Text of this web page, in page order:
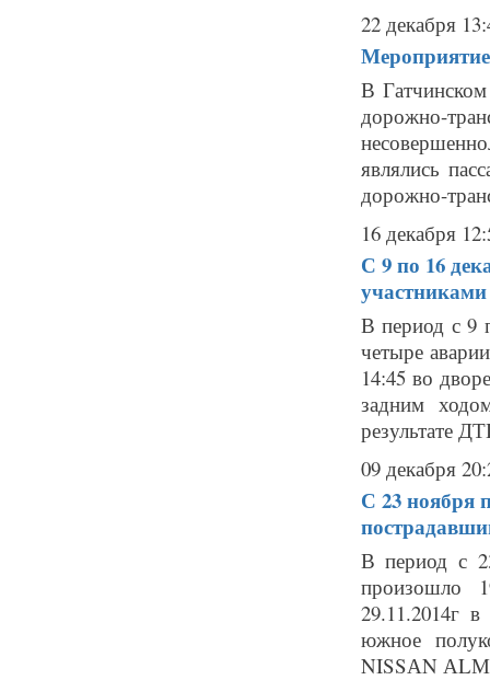
22 декабря
В Гатчинском
дорожно-
являлись
дорожно-
16 декабря
С 9 по 16
участниками
В период с 9
четыре
14:45 во
задним
результате
09 декабря
С 23 ноября
В период с
произошло
29.11.2014г
южное
NISSАN